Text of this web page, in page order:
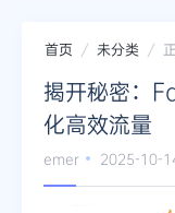
首页 未分类
揭开秘密：
化高效流量
emer 2025-10-